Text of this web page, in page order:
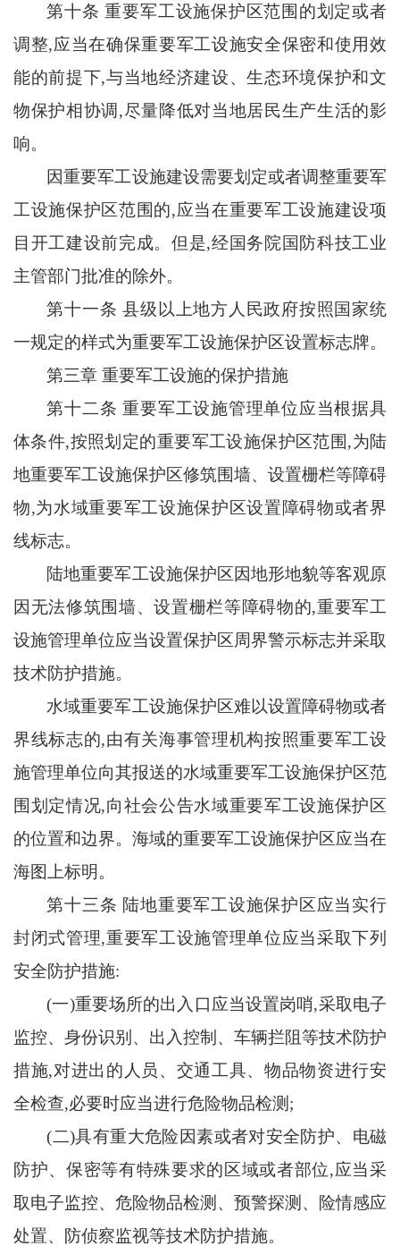
第十条 重要军工设施保护区范围的划定或者
调整,应当在确保重要军工设施安全保密和使用效
能的前提下,与当地经济建设、生态环境保护和文
物保护相协调,尽量降低对当地居民生产生活的影
响。
因重要军工设施建设需要划定或者调整重要军
工设施保护区范围的,应当在重要军工设施建设项
目开工建设前完成。但是,经国务院国防科技工业
主管部门批准的除外。
第十一条 县级以上地方人民政府按照国家统
一规定的样式为重要军工设施保护区设置标志牌。
第三章 重要军工设施的保护措施
第十二条 重要军工设施管理单位应当根据具
体条件,按照划定的重要军工设施保护区范围,为陆
地重要军工设施保护区修筑围墙、设置栅栏等障碍
物,为水域重要军工设施保护区设置障碍物或者界
线标志。
陆地重要军工设施保护区因地形地貌等客观原
因无法修筑围墙、设置栅栏等障碍物的,重要军工
设施管理单位应当设置保护区周界警示标志并采取
技术防护措施。
水域重要军工设施保护区难以设置障碍物或者
界线标志的,由有关海事管理机构按照重要军工设
施管理单位向其报送的水域重要军工设施保护区范
围划定情况,向社会公告水域重要军工设施保护区
的位置和边界。海域的重要军工设施保护区应当在
海图上标明。
第十三条 陆地重要军工设施保护区应当实行
封闭式管理,重要军工设施管理单位应当采取下列
安全防护措施:
(一)重要场所的出入口应当设置岗哨,采取电子
监控、身份识别、出入控制、车辆拦阻等技术防护
措施,对进出的人员、交通工具、物品物资进行安
全检查,必要时应当进行危险物品检测;
(二)具有重大危险因素或者对安全防护、电磁
防护、保密等有特殊要求的区域或者部位,应当采
取电子监控、危险物品检测、预警探测、险情感应
处置、防侦察监视等技术防护措施。